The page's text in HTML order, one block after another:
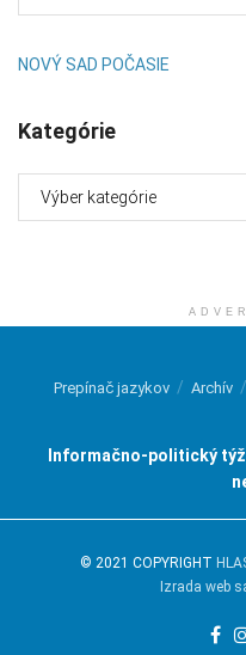
NOVÝ SAD POČASIE
Kategórie
Prepínač jazykov Archív
Informačno-politický
© 2021 COPYRIGHT
Izrada web